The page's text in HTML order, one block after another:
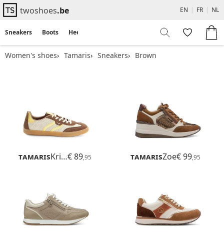
twoshoes.be EN | FR | NL
Sneakers Boots Heels
Women's shoes Tamaris Sneakers Brown
Tamaris Krista€ 89,95 TamarisZoe€ 99,95